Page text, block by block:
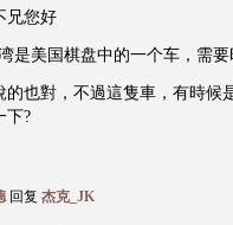
兄您好
是美国棋盘中的一个车，需
的也對，不過這隻車，有時候
下?
回复 杰克_JK